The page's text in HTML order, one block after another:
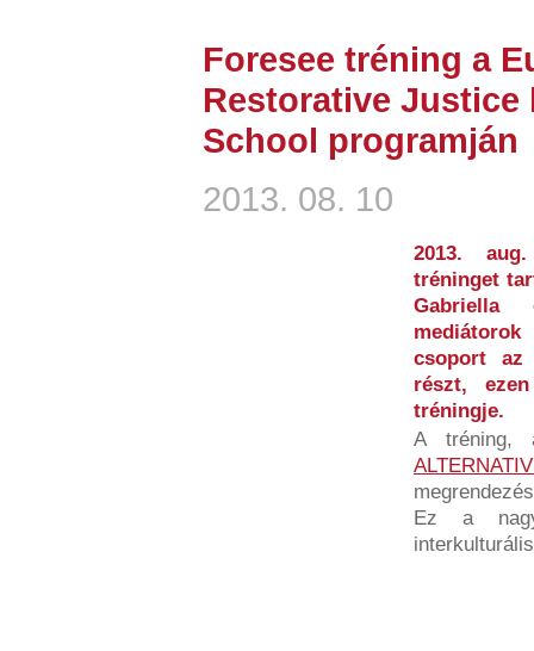
Foresee tréning a
Restorative Justice
School programján
2013. 08. 10
2013.
tréninget
Gabriella
csoport az
részt,
tréningje.
A tréning,
Ez a